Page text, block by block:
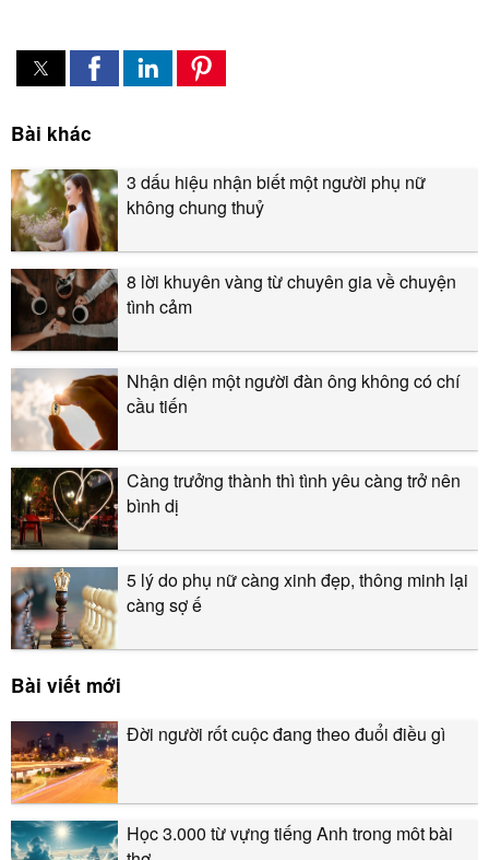
Bài khác
3 dấu hiệu nhận biết một người phụ nữ
không chung thuỷ
8 lời khuyên vàng từ chuyên gia về chuyện
tình cảm
Nhận diện một người đàn ông không có chí
cầu tiến
Càng trưởng thành thì tình yêu càng trở nên
bình dị
5 lý do phụ nữ càng xinh đẹp, thông minh lại
càng sợ ế
Bài viết mới
Đời người rốt cuộc đang theo đuổi điều gì
Học 3.000 từ vựng tiếng Anh trong môt bài